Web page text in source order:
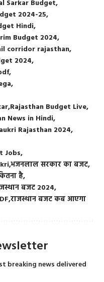
Sarkar Budget
2024-25
Hindi
Budget 2024
corridor rajasthan
2024
Rajasthan Budget Live
News in Hindi
Rajasthan 2024
Jobs
भजनलाल सरकार का बजट
है
बजट 2024
राजस्थान बजट कब आएगा
breaking news delivered